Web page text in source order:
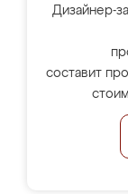
Дизайнер-
составит